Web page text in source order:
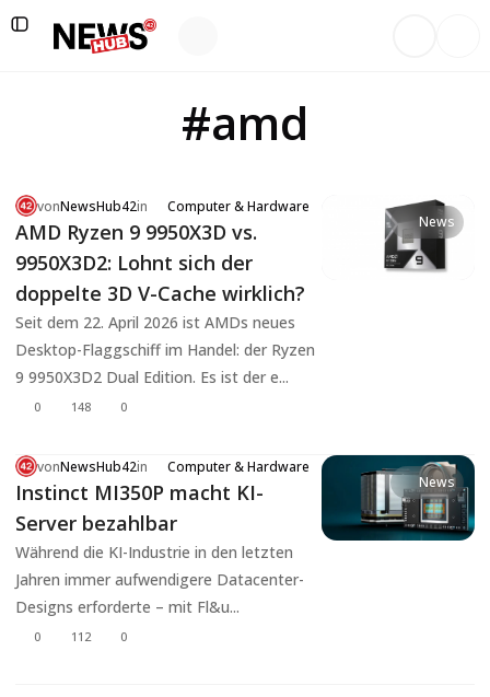
#amd
vonNewsHub42in Computer & Hardware
AMD Ryzen 9 9950X3D vs.
9950X3D2: Lohnt sich der
doppelte 3D V-Cache wirklich?
Seit dem 22. April 2026 ist AMDs neues
Desktop-Flaggschiff im Handel: der Ryzen
9 9950X3D2 Dual Edition. Es ist der e...
0 148 0
News
vonNewsHub42in Computer & Hardware
Instinct MI350P macht KI-
Server bezahlbar
Während die KI-Industrie in den letzten
Jahren immer aufwendigere Datacenter-
Designs erforderte – mit Fl&u...
0 112 0
News